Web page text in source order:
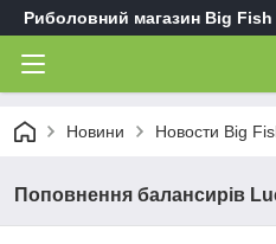
Риболовний магазин Big Fish
Новини Новости Big
Поповнення балансирів